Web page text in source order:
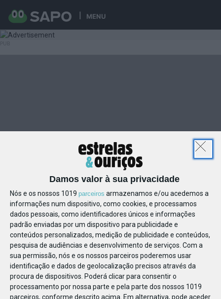
MENU
Damos valor à sua privacidade
Nós e os nossos 1019 parceiros armazenamos e/ou acedemos a
informações num dispositivo, como cookies, e processamos
dados pessoais, como identificadores únicos e informações
padrão enviadas por um dispositivo para publicidade e
conteúdos personalizados, medição de publicidade e conteúdos,
pesquisa de audiências e desenvolvimento de serviços. Com a
sua permissão, nós e os nossos parceiros poderemos usar
identificação e dados de geolocalização precisos através da
procura de dispositivos. Poderá clicar para consentir o
processamento por nossa parte e pela parte dos nossos 1019
parceiros, conforme descrito acima. Em alternativa, pode aceder